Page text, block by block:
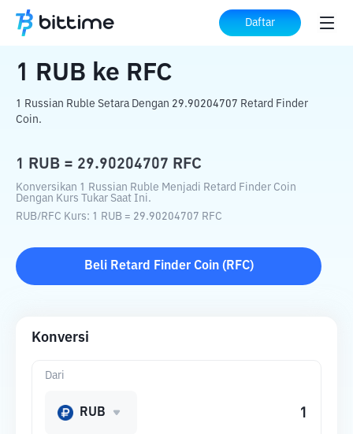
Daftar
Beranda Konverter Kripto ke RFC
1 RUB ke RFC
1 Russian Ruble Setara Dengan 29.90204707 Retard Finder
Coin.
1 RUB = 29.90204707 RFC
Konversikan 1 Russian Ruble Menjadi Retard Finder Coin
Dengan Kurs Tukar Saat Ini.
RUB/RFC Kurs: 1 RUB = 29.90204707 RFC
Beli Retard Finder Coin( RFC)
Konversi
Dari
RUB